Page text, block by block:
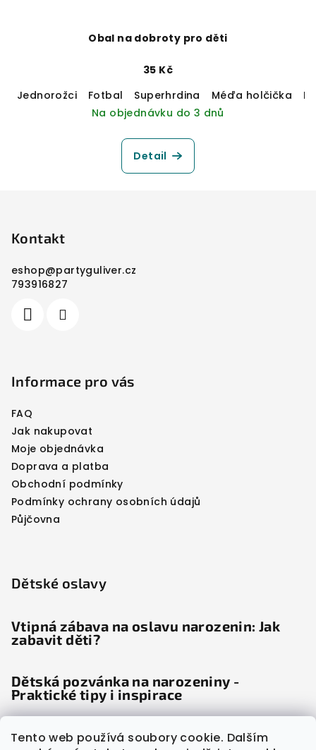
Tento web používá soubory cookie. Dalším
Obal na dobroty pro děti
35 Kč
Jednorožci
Fotbal Superhrdina Méďa holčička
Na objednávku do 3 dnů
Detail
Kontakt
eshop@partyguliver.cz
793916827
Informace pro vás
FAQ
Jak nakupovat
Moje objednávka
Doprava a platba
Obchodní podmínky
Podmínky ochrany osobních údajů
Půjčovna
Dětské oslavy
Vtipná zábava na oslavu narozenin: Jak
zabavit děti?
Dětská pozvánka na narozeniny -
Praktické tipy i inspirace
Dětské noviny: Věda odhalila, proč děti